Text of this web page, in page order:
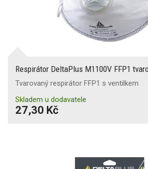
Respirátor DeltaPlus M1100V FFP1
Tvarovaný respirátor FFP1 s ventilkem
Skladem u dodavatele
27,30 Kč